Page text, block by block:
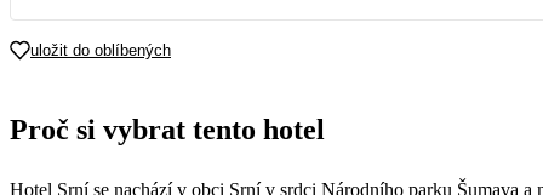
uložit do oblíbených
Proč si vybrat tento hotel
Hotel Srní se nachází v obci Srní v srdci Národního parku Šumava